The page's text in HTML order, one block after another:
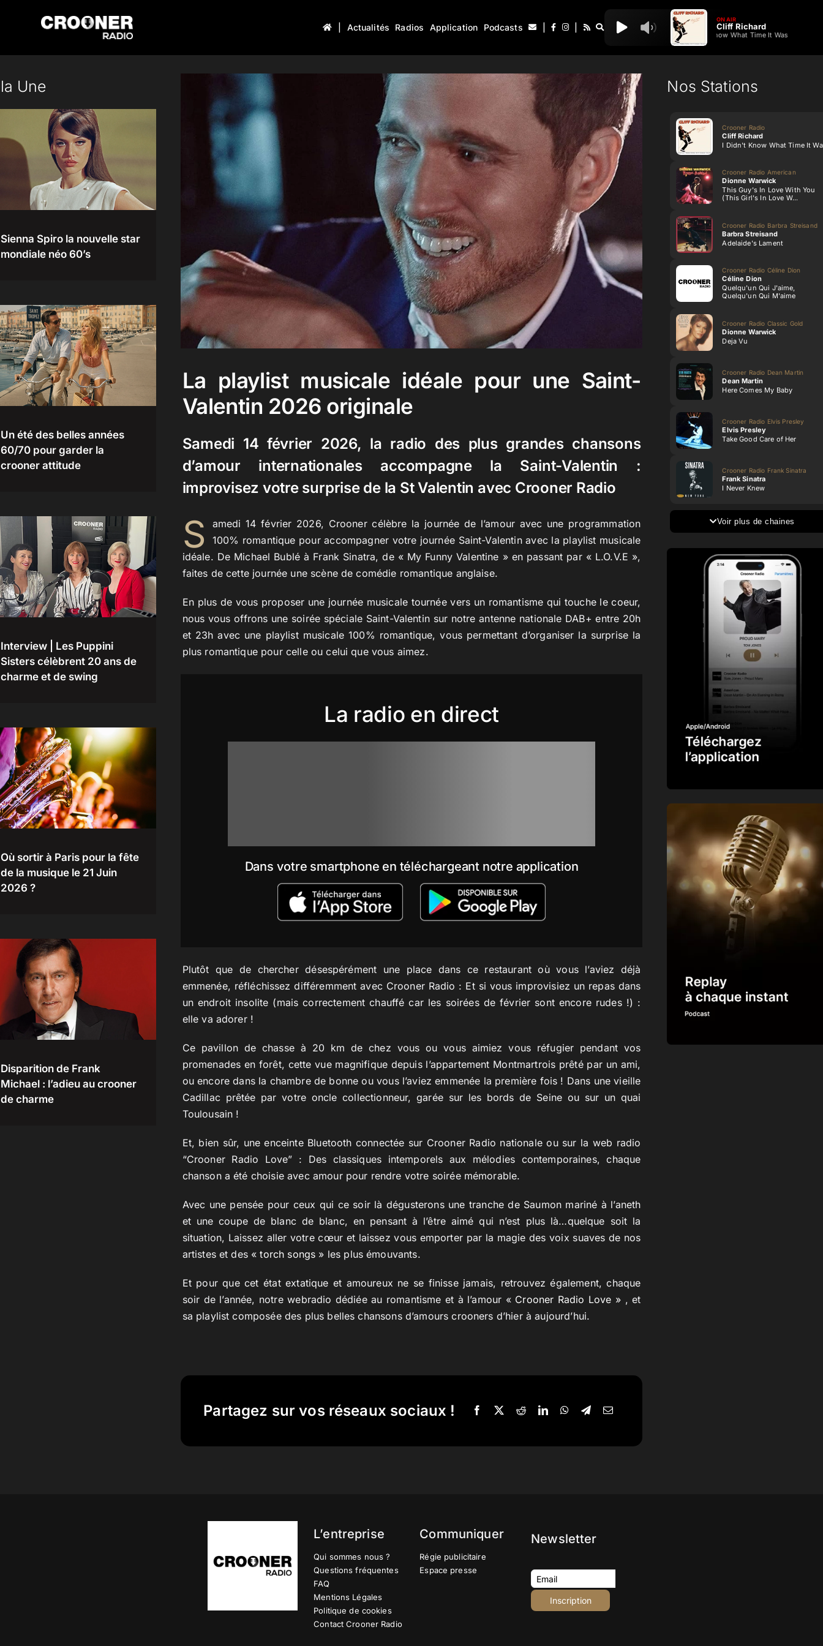
Actualités Radios Application Podcasts
ON AIR
Cliff Richard
I Didn't Know What Time It Was
Une
Sienna Spiro la nouvelle star
mondiale néo 60’s
Un été des belles années
60/70 pour garder la
crooner attitude
Interview | Les Puppini
Sisters célèbrent 20 ans de
charme et de swing
Où sortir à Paris pour la fête
de la musique le 21 Juin
2026 ?
Disparition de Frank
Michael : l’adieu au crooner
de charme
La playlist musicale idéale pour une Saint-
Valentin 2026 originale
Samedi 14 février 2026, la radio des plus grandes chansons
d’amour internationales accompagne la Saint-Valentin :
improvisez votre surprise de la St Valentin avec Crooner Radio
S
amedi 14 février 2026, Crooner célèbre la journée de l’amour avec une programmation
100% romantique pour accompagner votre journée Saint-Valentin avec la playlist musicale
idéale. De Michael Bublé à Frank Sinatra, de « My Funny Valentine » en passant par « L.O.V.E »,
faites de cette journée une scène de comédie romantique anglaise.
En plus de vous proposer une journée musicale tournée vers un romantisme qui touche le coeur,
nous vous offrons une soirée spéciale Saint-Valentin sur notre antenne nationale DAB+ entre 20h
et 23h avec une playlist musicale 100% romantique, vous permettant d’organiser la surprise la
plus romantique pour celle ou celui que vous aimez.
La radio en direct
Dans votre smartphone en téléchargeant notre application
Plutôt que de chercher désespérément une place dans ce restaurant où vous l’aviez déjà
emmenée, réfléchissez différemment avec Crooner Radio : Et si vous improvisiez un repas dans
un endroit insolite (mais correctement chauffé car les soirées de février sont encore rudes !) :
elle va adorer !
Ce pavillon de chasse à 20 km de chez vous ou vous aimiez vous réfugier pendant vos
promenades en forêt, cette vue magnifique depuis l’appartement Montmartrois prêté par un ami,
ou encore dans la chambre de bonne ou vous l’aviez emmenée la première fois ! Dans une vieille
Cadillac prêtée par votre oncle collectionneur, garée sur les bords de Seine ou sur un quai
Toulousain !
Et, bien sûr, une enceinte Bluetooth connectée sur Crooner Radio nationale ou sur la web radio
“Crooner Radio Love” : Des classiques intemporels aux mélodies contemporaines, chaque
chanson a été choisie avec amour pour rendre votre soirée mémorable.
Avec une pensée pour ceux qui ce soir là dégusterons une tranche de Saumon mariné à l’aneth
et une coupe de blanc de blanc, en pensant à l’être aimé qui n’est plus là…quelque soit la
situation, Laissez aller votre cœur et laissez vous emporter par la magie des voix suaves de nos
artistes et des «torch songs » les plus émouvants.
Et pour que cet état extatique et amoureux ne se finisse jamais, retrouvez également, chaque
soir de l’année, notre webradio dédiée au romantisme et à l’amour « Crooner Radio Love » , et
sa playlist composée des plus belles chansons d’amours crooners d’hier à aujourd’hui.
Partagez sur vos réseaux sociaux !
Nos Stations
Crooner Radio
Cliff Richard
I Didn't Know What Time It
Crooner Radio American
Dionne Warwick
This Guy's In Love With You
(This Girl's In Love W...
Crooner Radio Barbra Streisand
Barbra Streisand
Adelaide's Lament
Crooner Radio Céline Dion
Céline Dion
Quelqu'un Qui J'aime,
Quelqu'un Qui M'aime
Crooner Radio Classic Gold
Dionne Warwick
Deja Vu
Crooner Radio Dean Martin
Dean Martin
Here Comes My Baby
Crooner Radio Elvis Presley
Elvis Presley
Take Good Care of Her
Crooner Radio Frank Sinatra
Frank Sinatra
I Never Knew
Voir plus de chaines
L’entreprise
Qui sommes nous ?
Questions fréquentes
FAQ
Mentions Légales
Politique de cookies
Contact Crooner Radio
Communiquer
Régie publicitaire
Espace presse
Newsletter